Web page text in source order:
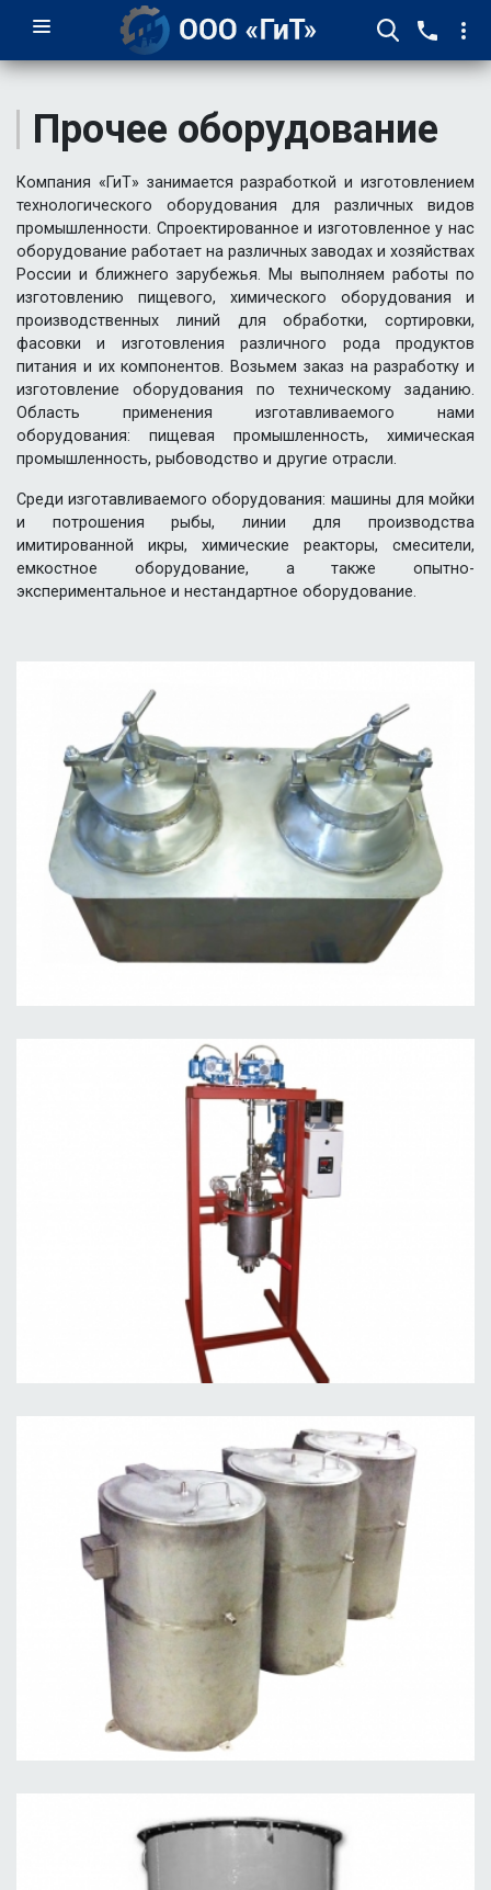
Прочее оборудование
Компания «ГиТ» занимается разработкой и изготовлением
технологического оборудования для различных видов
промышленности. Спроектированное и изготовленное у нас
оборудование работает на различных заводах и хозяйствах
России и ближнего зарубежья. Мы выполняем работы по
изготовлению пищевого, химического оборудования и
производственных линий для обработки, сортировки,
фасовки и изготовления различного рода продуктов
питания и их компонентов. Возьмем заказ на разработку и
изготовление оборудования по техническому заданию.
Область применения изготавливаемого нами
оборудования: пищевая промышленность, химическая
промышленность, рыбоводство и другие отрасли.
Среди изготавливаемого оборудования: машины для мойки
и потрошения рыбы, линии для производства
имитированной икры, химические реакторы, смесители,
емкостное оборудование, а также опытно-
экспериментальное и нестандартное оборудование.